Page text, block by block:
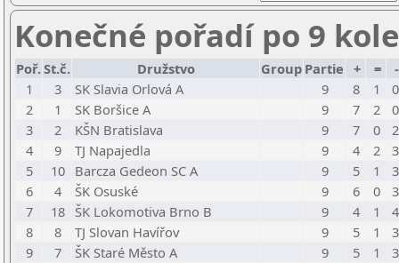
Konečné pořadí po 9
Poř.St.č. Družstvo Group Partie + =
1
3 SK Slavia Orlová A 9 8 1
0
2
1 SK Boršice A 9 7 2
0
3
2 KŠN Bratislava 9 7 0
2
4
9 TJ Napajedla 9 4 2
3
5
10 Barcza Gedeon SC A 9 5 1
3
6
4 ŠK Osuské 9 6 0
3
7
18 ŠK Lokomotiva Brno B 9 4 1
4
8
8 TJ Slovan Havířov 9 5 1
3
9
7 ŠK Staré Město A 9 5 1
3